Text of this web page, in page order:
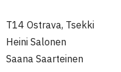
T14 Ostrava, Tsekki
Heini Salonen
Saana Saarteinen